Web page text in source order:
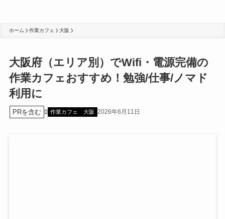
ホーム 作業カフェ 大阪
大阪府（エリア別）でWifi・電源完備の
作業カフェおすすめ！勉強/仕事/ノマド
利用に
PRを含む 作業カフェ 大阪 2026年6月11日